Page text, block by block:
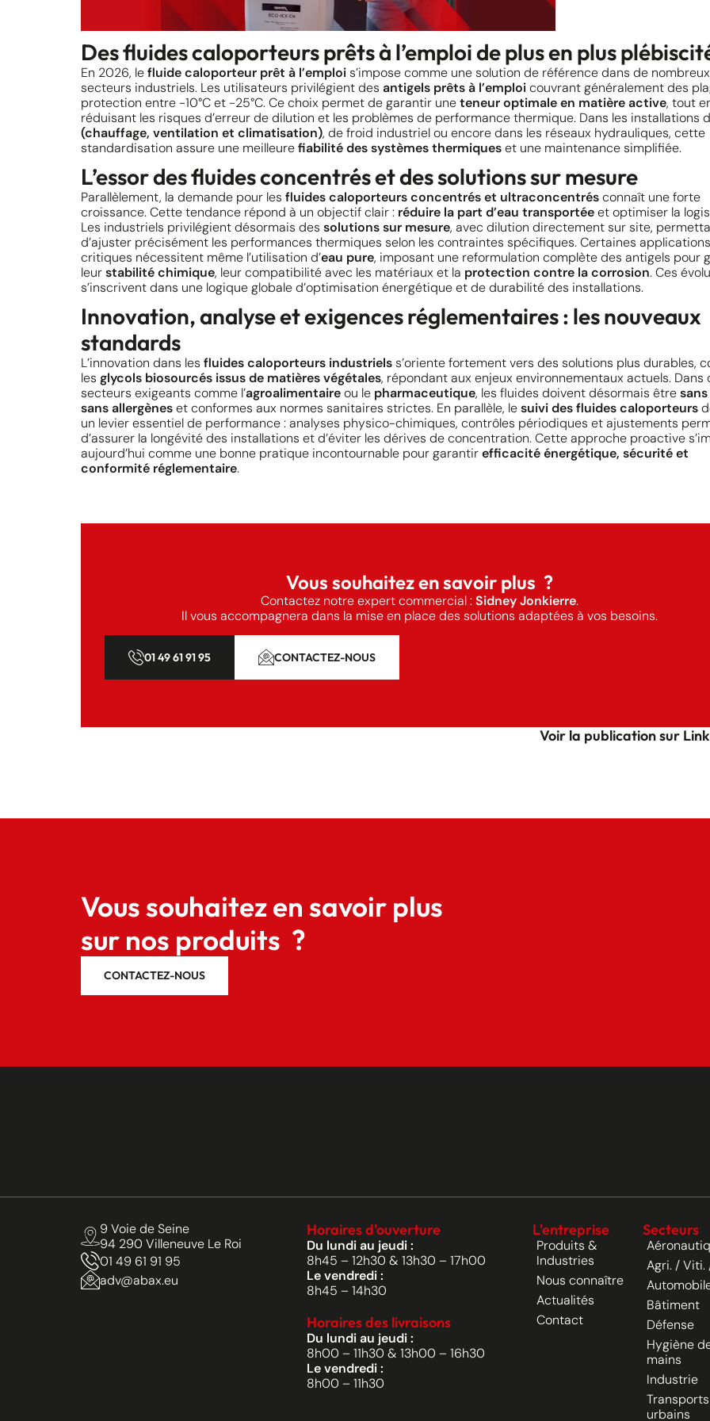
Des fluides caloporteurs prêts à l’emploi de plus en plus
En 2026, lefluide caloporteur prêt à l’emplois’impose comme une solution de référence dans de nombreux
secteurs industriels. Les utilisateurs privilégient des antigels prêts à l’emploicouvrant généralement des
protection entre -10°C et -25°C. Ce choix permet de garantir uneteneur optimale en matière active, tout
réduisant les risques d’erreur de dilution et les problèmes de performance thermique. Dans les installations
(chauffage, ventilation et climatisation), de froid industriel ou encore dans les réseaux hydrauliques, cette
standardisation assure une meilleurefiabilité des systèmes thermiqueset une maintenance simplifiée.
L’essor des fluides concentrés et des solutions sur mesure
Parallèlement, la demande pour les fluides caloporteurs concentrés et ultraconcentrésconnaît une forte
croissance. Cette tendance répond à un objectif clair : réduire la part d’eau transportéeet optimiser la
Les industriels privilégient désormais des solutions sur mesure, avec dilution directement sur site,
d’ajuster précisément les performances thermiques selon les contraintes spécifiques. Certaines applications
critiques nécessitent même l’utilisation d’eau pure, imposant une reformulation complète des antigels pour
leurstabilité chimique, leur compatibilité avec les matériaux et la protection contre la corrosion. Ces
s’inscrivent dans une logique globale d’optimisation énergétique et de durabilité des installations.
Innovation, analyse et exigences réglementaires : les nouveaux
standards
L’innovation dans les fluides caloporteurs industrielss’oriente fortement vers des solutions plus durables,
les glycols biosourcés issus de matières végétales, répondant aux enjeux environnementaux actuels. Dans
secteurs exigeants comme l’agroalimentaireou le pharmaceutique, les fluides doivent désormais êtresans
sans allergèneset conformes aux normes sanitaires strictes. En parallèle, lesuivi des fluides caloporteurs
un levier essentiel de performance : analyses physico-chimiques, contrôles périodiques et ajustements
d’assurer la longévité des installations et d’éviter les dérives de concentration. Cette approche proactive
aujourd’hui comme une bonne pratique incontournable pour garantirefficacité énergétique, sécurité et
conformité réglementaire.
Vous souhaitez en savoir plus ?
Contactez notre expert commercial :Sidney Jonkierre.
Il vous accompagnera dans la mise en place des solutions adaptées à vos besoins.
01 49 61 91 95 CONTACTEZ-NOUS
Voir la publication sur
Vous souhaitez en savoir plus
sur nos produits ?
CONTACTEZ-NOUS
9 Voie de Seine
94 290 Villeneuve Le Roi
01 49 61 91 95
adv@abax.eu
Horaires d'ouverture
Du lundi au jeudi :
8h45 – 12h30 & 13h30 – 17h00
Le vendredi :
8h45 – 14h30
Horaires des livraisons
Du lundi au jeudi :
8h00 – 11h30 & 13h00 – 16h30
Le vendredi :
8h00 – 11h30
L'entreprise
Produits &
Industries
Nous connaître
Actualités
Contact
Secteurs
Agri. / Viti.
Bâtiment
Défense
Hygiène
mains
Industrie
Transports
urbains